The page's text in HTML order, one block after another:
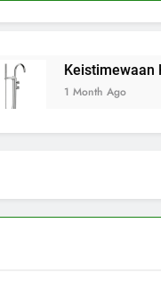
Keistimewaan Keran
1 Month Ago